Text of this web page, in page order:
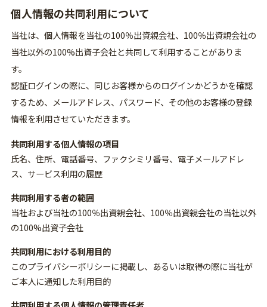
個人情報の共同利用について
当社は、個人情報を当社の100％出資親会社、100％出資親会社の
当社以外の100%出資子会社と共同して利用することがありま
す。
認証ログインの際に、同じお客様からのログインかどうかを確認
するため、メールアドレス、パスワード、その他のお客様の登録
情報を利用させていただきます。
共同利用する個人情報の項目
氏名、住所、電話番号、ファクシミリ番号、電子メールアドレ
ス、サービス利用の履歴
共同利用する者の範囲
当社および当社の100％出資親会社、100％出資親会社の当社以外
の100%出資子会社
共同利用における利用目的
このプライバシーポリシーに掲載し、あるいは取得の際に当社が
ご本人に通知した利用目的